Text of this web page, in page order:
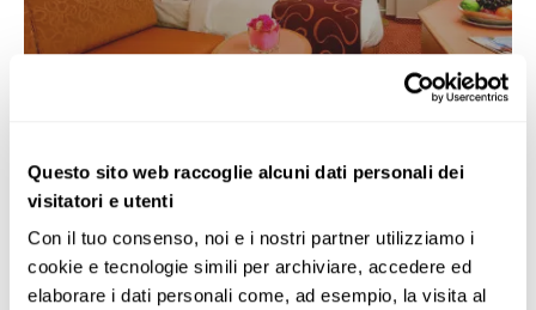
Questo sito web raccoglie alcuni dati personali dei
visitatori e utenti
Con il tuo consenso, noi e i nostri partner utilizziamo i
cookie e tecnologie simili per archiviare, accedere ed
elaborare i dati personali come, ad esempio, la visita al
L’immagine è solo rappresentativa; dimensioni,
layout e arredi possono variare (all’interno della
stessa categoria di cabina).